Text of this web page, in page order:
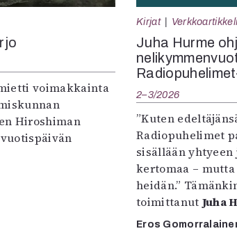
voimakkainta
Hiroshiman
Kirjat
Juha Hurme
2–3/2026
”Kuten
Radiopuhelimet
sisällään
kertomaa –
heidän.”
toimittanut Juha
Eros